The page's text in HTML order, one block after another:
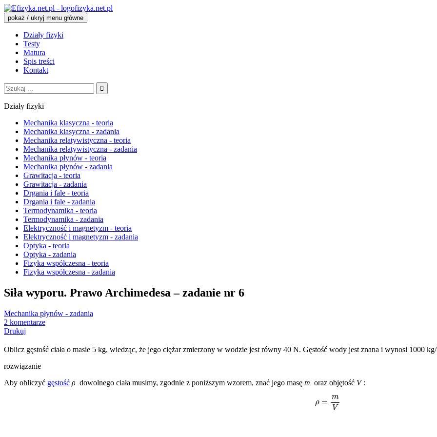
fizyka.net.pl
pokaż / ukryj menu główne
Działy fizyki
Testy
Matura
Spis treści
Kontakt
Szukaj:
Działy fizyki
Mechanika klasyczna - teoria
Mechanika klasyczna - zadania
Mechanika relatywistyczna - teoria
Mechanika relatywistyczna - zadania
Mechanika płynów - teoria
Mechanika płynów - zadania
Grawitacja - teoria
Grawitacja - zadania
Drgania i fale - teoria
Drgania i fale - zadania
Termodynamika - teoria
Termodynamika - zadania
Elektryczność i magnetyzm - teoria
Elektryczność i magnetyzm - zadania
Optyka - teoria
Optyka - zadania
Fizyka współczesna - teoria
Fizyka współczesna - zadania
Siła wyporu. Prawo Archimedesa – zadanie nr 6
Mechanika płynów - zadania
2 komentarze
Drukuj
Oblicz gęstość ciała o masie 5 kg, wiedząc, że jego ciężar zmierzony w wodzie jest równy 40 N. Gęstość wody jest znana i wynosi 1000
rozwiązanie
Aby obliczyć gęstość ρ dowolnego ciała musimy, zgodnie z poniższym wzorem, znać jego masę m oraz objętość V:
mV